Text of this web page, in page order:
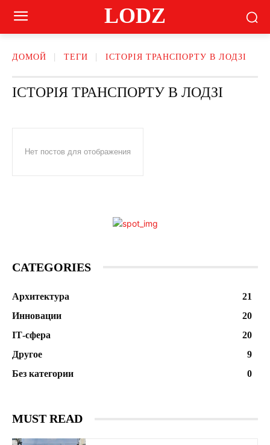
LODZ
ДОМОЙ ТЕГИ ІСТОРІЯ ТРАНСПОРТУ В ЛОДЗІ
ІСТОРІЯ ТРАНСПОРТУ В ЛОДЗІ
Нет постов для отображения
CATEGORIES
Архитектура
21
Инновации
20
ІТ-сфера
20
Другое
9
Без категории
0
MUST READ